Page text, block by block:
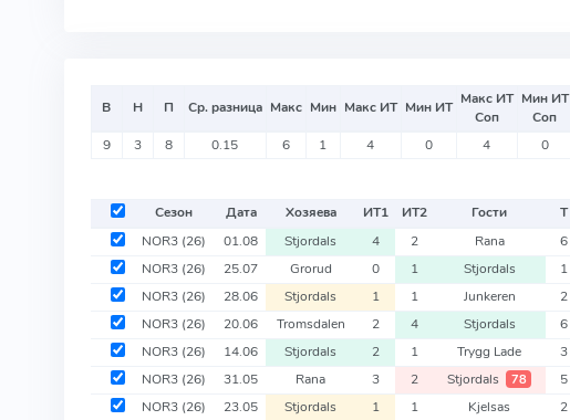
В Н П Ср. разница Макс Мин Макс ИТ Мин ИТ Макс ИТ
Соп
Мин ИТ
Соп
9 3 8 0.15 6 1 4 0 4 0
Сезон Дата Хозяева ИТ1 ИТ2 Гости Т
NOR3 (26) 01.08 Stjordals 4 2 Rana 6
NOR3 (26) 25.07 Grorud 0 1 Stjordals 1
NOR3 (26) 28.06 Stjordals 1 1 Junkeren 2
NOR3 (26) 20.06 Tromsdalen 2 4 Stjordals 6
NOR3 (26) 14.06 Stjordals 2 1 Trygg Lade 3
NOR3 (26) 31.05 Rana 3 2 Stjordals 78 5
NOR3 (26) 23.05 Stjordals 1 1 Kjelsas 2